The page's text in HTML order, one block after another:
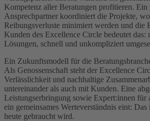
Kompetenz aller Beratungen profitieren. Ein
Ansprechpartner koordiniert die Projekte,
Reibungsverluste minimiert werden und die
Kunden des Excellence Circle bedeutet das:
Lösungen, schnell und unkompliziert
Ein Zukunftsmodell für die
Als Genossenschaft steht der Excellence
Verlässlichkeit und nachhaltige
untereinander als auch mit Kunden. Eine
Leistungserbringung sowie Expert:innen für
ein gemeinsames Werteverständnis eint:
heute gebraucht wird.